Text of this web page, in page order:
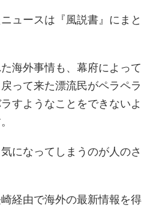
ュースは『風説書』にまと
海外事情も、幕府によって
って来た漂流民がペラペラ
すようなことをできないよ
になってしまうのが人のさ
経由で海外の最新情報を得